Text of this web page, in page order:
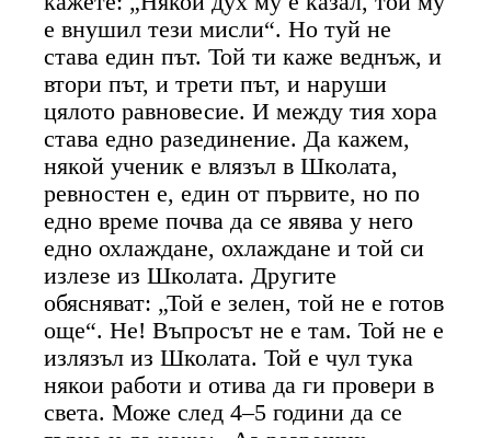
е внушил тези мисли“. Но туй не
става един път. Той ти каже веднъж, и
втори път, и трети път, и наруши
цялото равновесие. И между тия хора
става едно разединение. Да кажем,
някой ученик е влязъл в Школата,
ревностен е, един от първите, но по
едно време почва да се явява у него
едно охлаждане, охлаждане и той си
излезе из Школата. Другите
обясняват: „Той е зелен, той не е готов
още“. Не! Въпросът не е там. Той не е
излязъл из Школата. Той е чул тука
някои работи и отива да ги провери в
света. Може след 4–5 години да се